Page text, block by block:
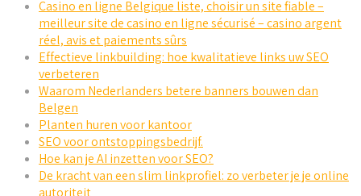
Casino en ligne Belgique liste, choisir un site fiable –
meilleur site de casino en ligne sécurisé – casino argent
réel, avis et paiements sûrs
Effectieve linkbuilding: hoe kwalitatieve links uw SEO
verbeteren
Waarom Nederlanders betere banners bouwen dan
Belgen
Planten huren voor kantoor
SEO voor ontstoppingsbedrijf.
Hoe kan je AI inzetten voor SEO?
De kracht van een slim linkprofiel: zo verbeter je je online
autoriteit